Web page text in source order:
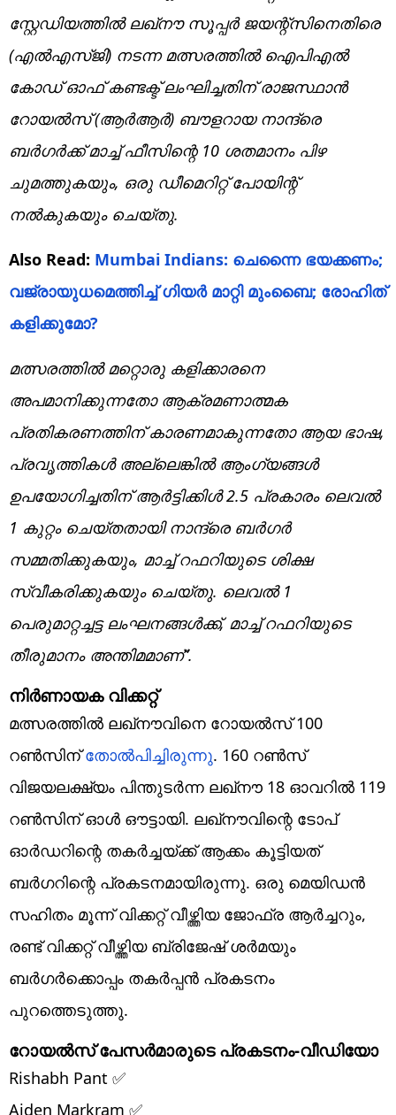
സ്റ്റേഡിയത്തില്‍ ലഖ്‌നൗ സൂപ്പര്‍ ജയന്റ്‌സിനെതിരെ
(എല്‍എസ്ജി) നടന്ന മത്സരത്തില്‍ ഐപിഎല്‍
കോഡ് ഓഫ് കണ്ടക്ട് ലംഘിച്ചതിന് രാജസ്ഥാന്‍
റോയല്‍സ് (ആര്‍ആര്‍) ബൗളറായ നാന്ദ്രെ
ബര്‍ഗര്‍ക്ക് മാച്ച് ഫീസിന്റെ 10 ശതമാനം പിഴ
ചുമത്തുകയും, ഒരു ഡീമെറിറ്റ് പോയിന്റ്
നല്‍കുകയും ചെയ്തു.
Also Read: Mumbai Indians: ചെന്നൈ ഭയക്കണം;
വജ്രായുധമെത്തിച്ച് ഗിയര്‍ മാറ്റി മുംബൈ; രോഹിത്
കളിക്കുമോ?
മത്സരത്തിൽ മറ്റൊരു കളിക്കാരനെ
അപമാനിക്കുന്നതോ ആക്രമണാത്മക
പ്രതികരണത്തിന് കാരണമാകുന്നതോ ആയ ഭാഷ,
പ്രവൃത്തികൾ അല്ലെങ്കിൽ ആംഗ്യങ്ങൾ
ഉപയോഗിച്ചതിന് ആർട്ടിക്കിൾ 2.5 പ്രകാരം ലെവൽ
1 കുറ്റം ചെയ്തതായി നാന്ദ്രെ ബര്‍ഗര്‍
സമ്മതിക്കുകയും, മാച്ച് റഫറിയുടെ ശിക്ഷ
സ്വീകരിക്കുകയും ചെയ്തു. ലെവൽ 1
പെരുമാറ്റച്ചട്ട ലംഘനങ്ങൾക്ക്, മാച്ച് റഫറിയുടെ
തീരുമാനം അന്തിമമാണ്‌”.
നിര്‍ണായക വിക്കറ്റ്‌
മത്സരത്തില്‍ ലഖ്‌നൗവിനെ റോയല്‍സ് 100
റണ്‍സിന്തോല്‍പിച്ചിരുന്നു. 160 റണ്‍സ്
വിജയലക്ഷ്യം പിന്തുടര്‍ന്ന ലഖ്‌നൗ 18 ഓവറില്‍ 119
റണ്‍സിന് ഓള്‍ ഔട്ടായി. ലഖ്‌നൗവിന്റെ ടോപ്
ഓര്‍ഡറിന്റെ തകര്‍ച്ചയ്ക്ക് ആക്കം കൂട്ടിയത്
ബര്‍ഗറിന്റെ പ്രകടനമായിരുന്നു. ഒരു മെയിഡന്‍
സഹിതം മൂന്ന് വിക്കറ്റ് വീഴ്ത്തിയ ജോഫ്ര ആര്‍ച്ചറും,
രണ്ട് വിക്കറ്റ് വീഴ്ത്തിയ ബ്രിജേഷ് ശര്‍മയും
ബര്‍ഗര്‍ക്കൊപ്പം തകര്‍പ്പന്‍ പ്രകടനം
പുറത്തെടുത്തു.
റോയല്‍സ് പേസര്‍മാരുടെ പ്രകടനം-വീഡിയോ
Rishabh Pant ✅
Aiden Markram ✅